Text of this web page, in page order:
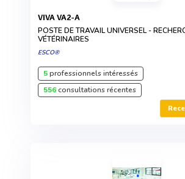
VIVA VA2-A
POSTE DE TRAVAIL UNIVERSEL -
VÉTÉRINAIRES
ESCO®
5professionnels intéressés
556consultations récentes